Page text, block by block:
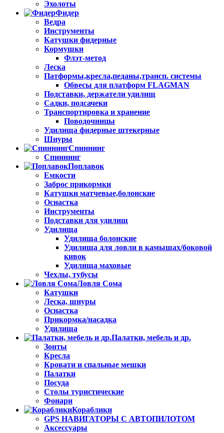
Эхолоты
Фидер
Ведра
Инструменты
Катушки фидерные
Кормушки
Флэт-метод
Леска
Патформы,кресла,педаны,трансп. системы
Обвесы для платформ FLAGMAN
Подставки, держатели удилищ
Садки, подсачеки
Транспортировка и хранение
Поводочницы
Удилища фидерные штекерные
Шнуры
Спиннинг
Спиннинг
Поплавок
Емкости
Заброс прикормки
Катушки матчевые,болонские
Оснастка
Инструменты
Подставки для удилищ
Удилища
Удилища болонские
Удилища для ловли в камышах/боковой
кивок
Удилища маховые
Чехлы, тубусы
Ловля Сома
Катушки
Леска, шнуры
Оснастка
Прикормка/насадка
Удилища
Палатки, мебель и др.
Зонты
Кресла
Кровати и спальные мешки
Палатки
Посуда
Столы туристические
Фонари
Кораблики
GPS НАВИГАТОРЫ С АВТОПИЛОТОМ
Аксессуары